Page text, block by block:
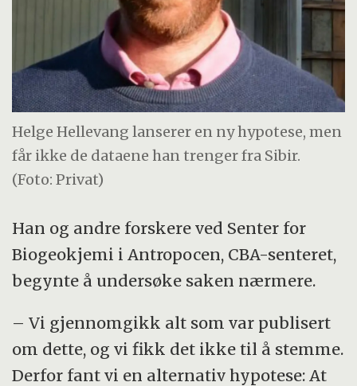
Helge Hellevang lanserer en ny hypotese, men
får ikke de dataene han trenger fra Sibir.
(Foto: Privat)
Han og andre forskere ved Senter for
Biogeokjemi i Antropocen, CBA-senteret,
begynte å undersøke saken nærmere.
– Vi gjennomgikk alt som var publisert
om dette, og vi fikk det ikke til å stemme.
Derfor fant vi en alternativ hypotese: At